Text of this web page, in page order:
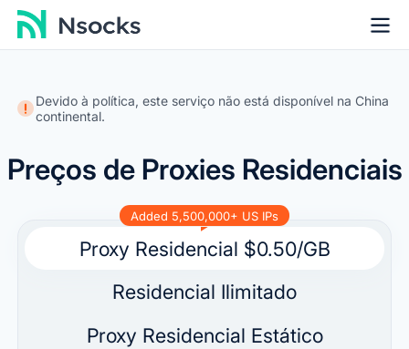
Devido à política, este serviço não está disponível na China
continental.
Preços de Proxies Residenciais
Added 5,500,000+ US IPs
Proxy Residencial $0.50/GB
Residencial Ilimitado
Proxy Residencial Estático